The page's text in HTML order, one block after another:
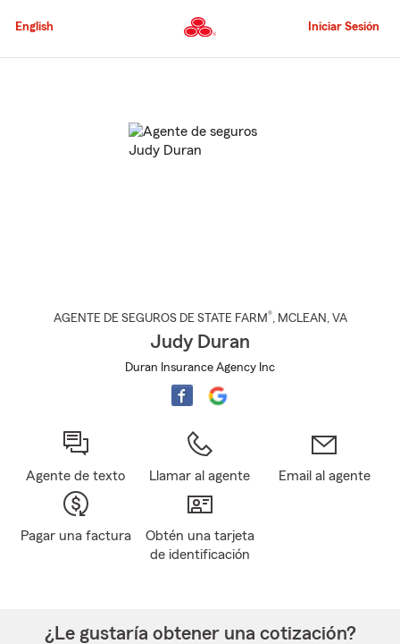
al
principal
English Iniciar Sesión
AGENTE DE SEGUROS DE STATE FARM®, MCLEAN , VA
Judy Duran
Duran Insurance Agency Inc
Agente de texto Llamar al agente Email al agente
Pagar una factura
Obtén una tarjeta
de identificación
¿Le gustaría obtener una cotización?